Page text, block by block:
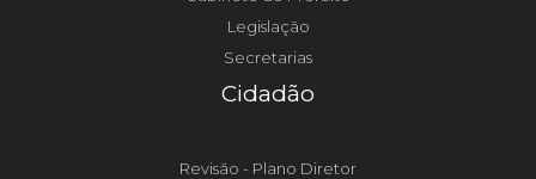
Legislação
Secretarias
Cidadão
Revisão - Plano Diretor